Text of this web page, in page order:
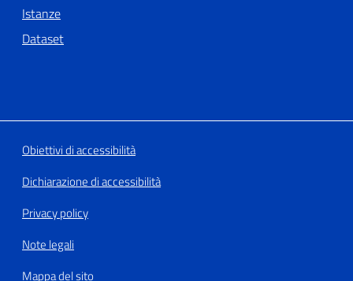
Istanze
Dataset
Obiettivi di accessibilità
Dichiarazione di accessibilità
Privacy policy
Note legali
Mappa del sito